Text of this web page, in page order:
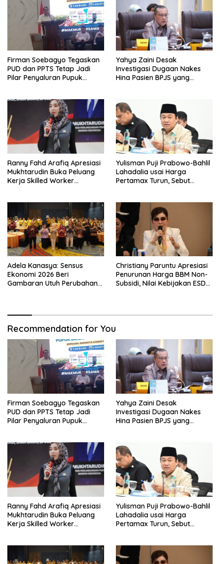
Firman Soebagyo Tegaskan
PUD dan PPTS Tetap Jadi
Pilar Penyaluran Pupuk
Yahya Zaini Desak
Investigasi Dugaan Nakes
Hina Pasien BPJS yang
Ranny Fahd Arafiq Apresiasi
Mukhtarudin Buka Peluang
Kerja Skilled Worker
Yulisman Puji Prabowo-Bahlil
Lahadalia usai Harga
Pertamax Turun, Sebut
Adela Kanasya: Sensus
Ekonomi 2026 Beri
Gambaran Utuh Perubahan
Christiany Paruntu Apresiasi
Penurunan Harga BBM Non-
Subsidi, Nilai Kebijakan ESDM
Recommendation for You
Firman Soebagyo Tegaskan
PUD dan PPTS Tetap Jadi
Pilar Penyaluran Pupuk
Yahya Zaini Desak
Investigasi Dugaan Nakes
Hina Pasien BPJS yang
Ranny Fahd Arafiq Apresiasi
Mukhtarudin Buka Peluang
Kerja Skilled Worker
Yulisman Puji Prabowo-Bahlil
Lahadalia usai Harga
Pertamax Turun, Sebut